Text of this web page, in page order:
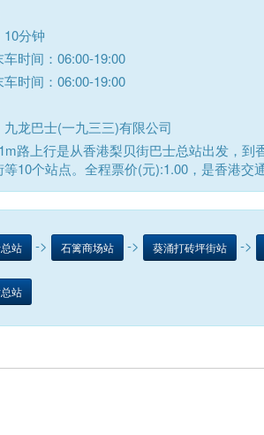
10分钟
时间：06:00-19:00
时间：06:00-19:00
龙巴士(一九三三)有限公司
路上行是从香港梨贝街巴士总站出发，
10个站点。全程票价(元):1.00，是香港交
站 -> 石篱商场站 -> 葵涌打砖坪街站 ->
站